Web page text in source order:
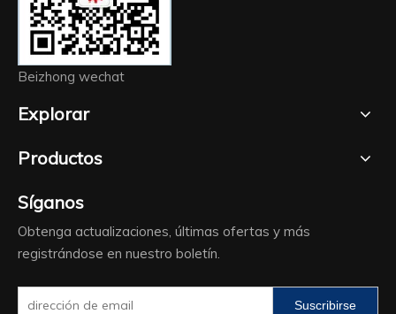
Beizhong wechat
Explorar
Productos
Síganos
Obtenga actualizaciones, últimas ofertas y más
registrándose en nuestro boletín.
Suscribirse